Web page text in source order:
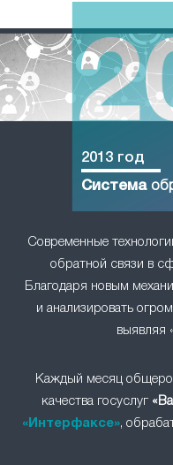
Современные
обратной связи в
Благодаря новым
и анализировать
выявляя
2013 год
Система
Каждый месяц
качества госуслуг
«Интерфаксе»,